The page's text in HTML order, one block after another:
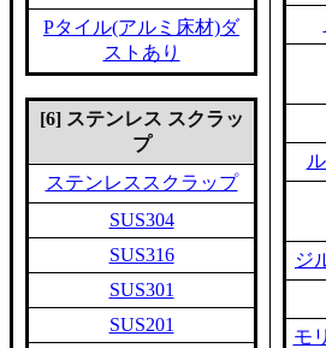
Pタイル(アルミ床材)ダ
ストあり
[6] ステンレス スクラッ
プ
ステンレススクラップ
SUS304
SUS316
SUS301
SUS201
ジ
モ